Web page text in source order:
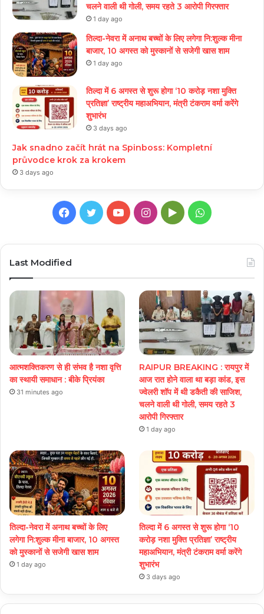
चलने वाली थी गोली, समय रहते 3 आरोपी गिरफ्तार
1 day ago
तिल्दा-नेवरा में अनाथ बच्चों के लिए लगेगा नि:शुल्क मीना
बाजार, 10 अगस्त को मुस्कानों से सजेगी खास शाम
1 day ago
तिल्दा में 6 अगस्त से शुरू होगा ‘10 करोड़ नशा मुक्ति
प्रतिज्ञा’ राष्ट्रीय महाअभियान, मंत्री टंकराम वर्मा करेंगे
शुभारंभ
3 days ago
Jak snadno začít hrát na Spinboss: Kompletní
průvodce krok za krokem
3 days ago
Facebook
TwitterYouTubeInstagram
GoogleWhatsApp
Last Modified
आत्मशक्तिकरण से ही संभव है नशा वृत्ति
का स्थायी समाधान : बीके प्रियंका
31 minutes ago
RAIPUR BREAKING : रायपुर में
आज रात होने वाला था बड़ा कांड, इस
ज्वेलरी शॉप में थी डकैती की साजिश,
चलने वाली थी गोली, समय रहते 3
आरोपी गिरफ्तार
1 day ago
तिल्दा-नेवरा में अनाथ बच्चों के लिए
लगेगा नि:शुल्क मीना बाजार, 10 अगस्त
को मुस्कानों से सजेगी खास शाम
1 day ago
तिल्दा में 6 अगस्त से शुरू होगा ‘10
करोड़ नशा मुक्ति प्रतिज्ञा’ राष्ट्रीय
महाअभियान, मंत्री टंकराम वर्मा करेंगे
शुभारंभ
3 days ago